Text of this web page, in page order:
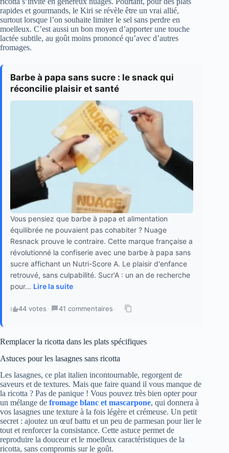
rapides et gourmands, le Kiri se révèle être un vrai allié,
surtout lorsque l’on souhaite limiter le sel sans perdre en
moelleux. C’est aussi un bon moyen d’apporter une touche
lactée subtile, au goût moins prononcé qu’avec d’autres
fromages.
Barbe à papa sans sucre : le snack qui
réconcilie plaisir et santé
Vous pensiez que barbe à papa et alimentation
équilibrée ne pouvaient pas cohabiter ? Nuage
Resnack prouve le contraire. Cette marque française a
révolutionné la confiserie avec une barbe à papa sans
sucre affichant un Nutri-Score A. Le plaisir d'enfance
retrouvé, sans culpabilité. Sucr'A : un an de recherche
pour... Lire la suite
44 votes · 41 commentaires ·
Remplacer la ricotta dans les plats spécifiques
Astuces pour les lasagnes sans ricotta
Les lasagnes, ce plat italien incontournable, regorgent de
saveurs et de textures. Mais que faire quand il vous manque de
la ricotta ? Pas de panique ! Vous pouvez très bien opter pour
un mélange de fromage blanc et mascarpone, qui donnera à
vos lasagnes une texture à la fois légère et crémeuse. Un petit
secret : ajoutez un œuf battu et un peu de parmesan pour lier le
tout et renforcer la consistance. Cette astuce permet de
reproduire la douceur et le moelleux caractéristiques de la
ricotta, sans compromis sur le goût.